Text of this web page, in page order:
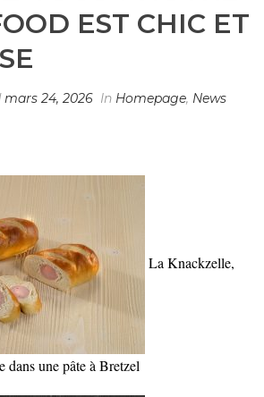
EST CHIC ET
mars 24, 2026 In Homepage, News
La Knackzelle,
dans une pâte à Bretzel